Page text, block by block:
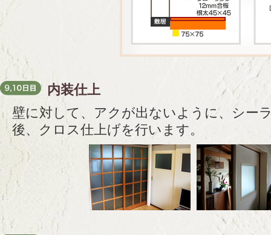
内装仕上
壁に対して、アクが出ないように、シー
後、クロス仕上げを行います。